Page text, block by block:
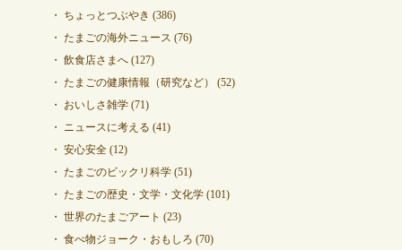
ちょっとつぶやき (386)
たまごの海外ニュース (76)
飲食店さまへ(127)
たまごの健康情報（研究など）
(52)
おいしさ雑学(71)
ニュースに考える (41)
安心安全(12)
たまごのビックリ科学(51)
たまごの歴史・文学・文化学(101)
世界のたまごアート (23)
食べ物ジョーク・おもしろ (70)